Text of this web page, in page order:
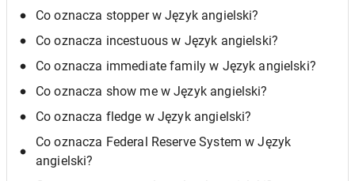
Co oznacza stopper w Język angielski?
Co oznacza incestuous w Język angielski?
Co oznacza immediate family w Język angielski?
Co oznacza show me w Język angielski?
Co oznacza fledge w Język angielski?
Co oznacza Federal Reserve System w Język
angielski?